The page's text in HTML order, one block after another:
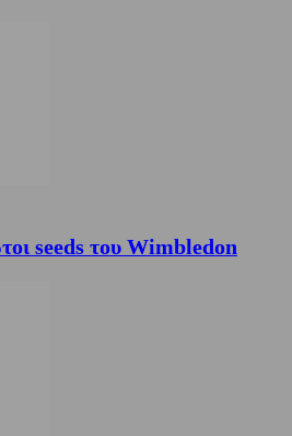
seeds του Wimbledon